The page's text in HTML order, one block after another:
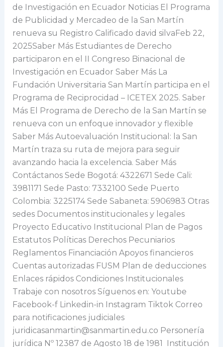
de Investigación en Ecuador Noticias El Programa
de Publicidad y Mercadeo de la San Martín
renueva su Registro Calificado david silvaFeb 22,
2025Saber Más Estudiantes de Derecho
participaron en el II Congreso Binacional de
Investigación en Ecuador Saber Más La
Fundación Universitaria San Martín participa en el
Programa de Reciprocidad – ICETEX 2025. Saber
Más El Programa de Derecho de la San Martín se
renueva con un enfoque innovador y flexible
Saber Más Autoevaluación Institucional: la San
Martín traza su ruta de mejora para seguir
avanzando hacia la excelencia. Saber Más
Contáctanos Sede Bogotá: 4322671 Sede Cali:
3981171 Sede Pasto: 7332100 Sede Puerto
Colombia: 3225174 Sede Sabaneta: 5906983 Otras
sedes Documentos institucionales y legales
Proyecto Educativo Institucional Plan de Pagos
Estatutos Políticas Derechos Pecuniarios
Reglamentos Financiación Apoyos financieros
Cuentas autorizadas FUSM Plan de deducciones
Enlaces rápidos Condiciones Institucionales
Trabaje con nosotros Síguenos en: Youtube
Facebook-f Linkedin-in Instagram Tiktok Correo
para notificaciones judiciales
juridicasanmartin@sanmartin.edu.co Personería
jurídica Nº 12387 de Agosto 18 de 1981 Institución